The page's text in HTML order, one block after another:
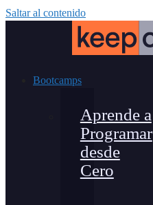
Saltar al contenido
Bootcamps
Aprende a
Programar
desde
Cero